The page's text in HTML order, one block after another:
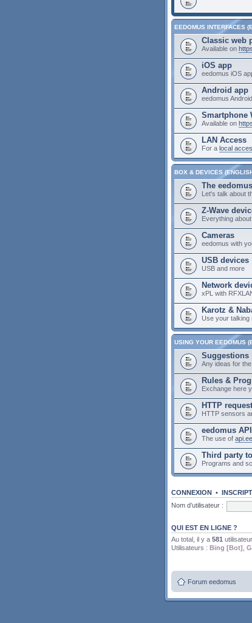
EEDOMUS INTERFACES
Classic web
Available on
iOS app
eedomus iOS
Android app
eedomus
Smartphone
Available on
LAN Access
For a local
BOX & DEVICES
The
Let's talk about
Z-Wave
Everything about
Cameras
eedomus with
USB devices
USB and more
Network
xPL with
Karotz &
Use your talking
USING YOUR EEDOMUS
Suggestions
Any ideas for
Rules &
Exchange here
HTTP
HTTP sensors
eedomus
The use of
Third party
Programs and
CONNEXION •
Nom d’utilisateur :
QUI EST EN LIGNE ?
Au total, il y a 581
Utilisateurs : Bing [Bot]
Forum eedomus